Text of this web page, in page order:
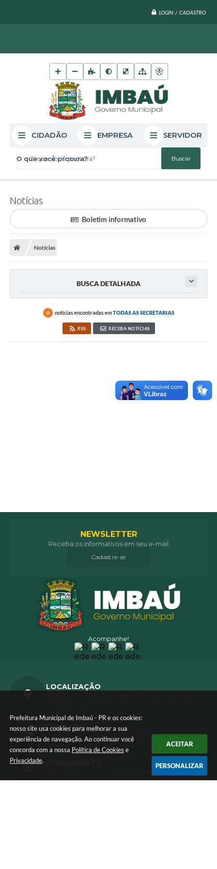
Prefeitura Municipal de Imbaú - PR e os cookies:
nosso site usa cookies para melhorar a sua
experiência de navegação. Ao continuar você
concorda com a nossa Política de Cookies e
Privacidade.
ACEITAR
PERSONALIZAR
LOGIN / CADASTRO
O que você procura?
CIDADÃO EMPRESA SERVIDOR
Notícias
Boletim informativo
Notícias
BUSCA DETALHADA
0 notícias encontradas emTODAS AS SECRETARIAS
RSS RECEBA NOTÍCIAS
Acompanhe!
NEWSLETTER
Receba os informativos em seu e-mail
Cadastre-se
LOCALIZAÇÃO
CONTATO
(42) 3127-9400 administracao@imbau.pr.gov.br